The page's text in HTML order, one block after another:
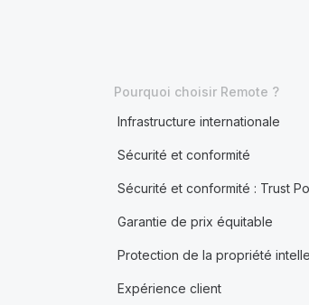
Pourquoi choisir Remote ?
Infrastructure internationale
Sécurité et conformité
Sécurité et conformité : Trust
Garantie de prix équitable
Protection de la propriété
Expérience client